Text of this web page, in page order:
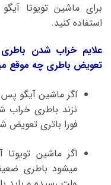
برای ماشین تویوتا
استفاده کنید.
علایم خراب شدن
تعویض باطری چه موقع
اگر ماشین آیگو
نزند باطری خراب
فورا باتری تعویض
اگر ماشین